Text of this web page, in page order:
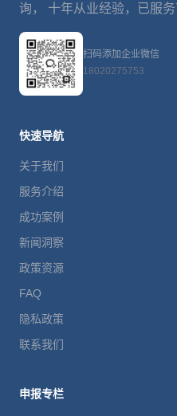
询， 十年从业经验，已服务
扫码添加企业微信
18020275753
快速导航
关于我们
服务介绍
成功案例
新闻洞察
政策资源
FAQ
隐私政策
联系我们
申报专栏